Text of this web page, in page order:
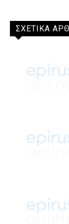
ΣΧΕΤΙΚΑ